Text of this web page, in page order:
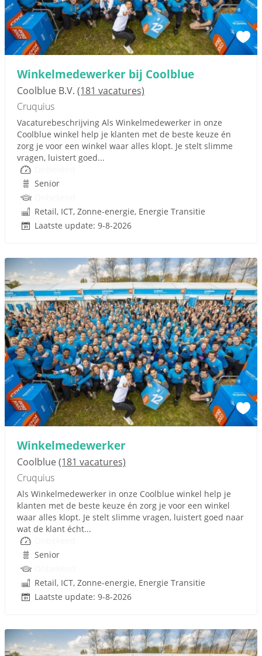
Winkelmedewerker bij Coolblue
Coolblue B.V. (181 vacatures)
Cruquius
Vacaturebeschrijving Als Winkelmedewerker in onze
Coolblue winkel help je klanten met de beste keuze én
zorg je voor een winkel waar alles klopt. Je stelt slimme
vragen, luistert goed...
Senior
Retail, ICT, Zonne-energie, Energie Transitie
Laatste update: 9-8-2026
Winkelmedewerker
Coolblue(181 vacatures)
Cruquius
Als Winkelmedewerker in onze Coolblue winkel help je
klanten met de beste keuze én zorg je voor een winkel
waar alles klopt. Je stelt slimme vragen, luistert goed naar
wat de klant écht...
Senior
Retail, ICT, Zonne-energie, Energie Transitie
Laatste update: 9-8-2026